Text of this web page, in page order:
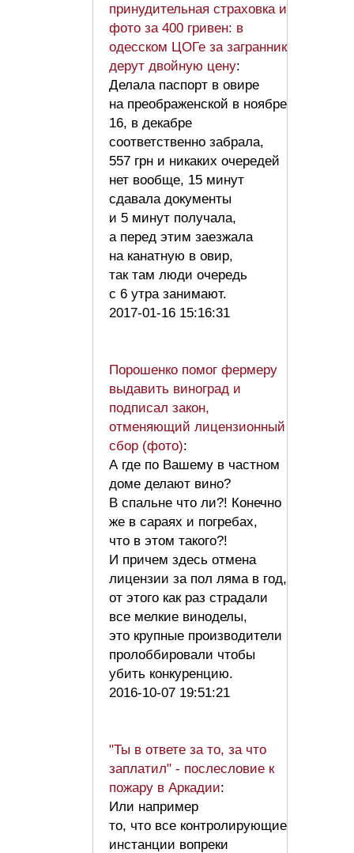
принудительная страховка и
фото за 400 гривен: в
одесском ЦОГе за загранник
дерут двойную цену:
Делала паспорт в овире
на преображенской в ноябре
16, в декабре
соответственно забрала,
557 грн и никаких очередей
нет вообще, 15 минут
сдавала документы
и 5 минут получала,
а перед этим заезжала
на канатную в овир,
так там люди очередь
с 6 утра занимают.
2017-01-16 15:16:31
Порошенко помог фермеру
выдавить виноград и
подписал закон,
отменяющий лицензионный
сбор (фото):
А где по Вашему в частном
доме делают вино?
В спальне что ли?! Конечно
же в сараях и погребах,
что в этом такого?!
И причем здесь отмена
лицензии за пол ляма в год,
от этого как раз страдали
все мелкие виноделы,
это крупные производители
пролоббировали чтобы
убить конкуренцию.
2016-10-07 19:51:21
"Ты в ответе за то, за что
заплатил" - послесловие к
пожару в Аркадии:
Или например
то, что все контролирующие
инстанции вопреки